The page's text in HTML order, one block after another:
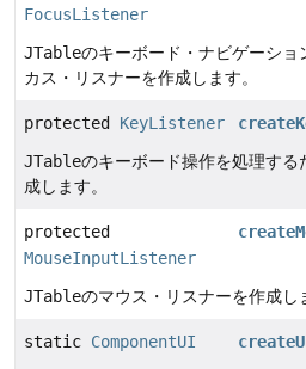
FocusListener
JTableのキーボード・ナビゲーショ
カス・リスナーを作成します。
protected KeyListener
JTableのキーボード操作を処理す
成します。
protected
MouseInputListener
JTableのマウス・リスナーを作成し
static ComponentUI